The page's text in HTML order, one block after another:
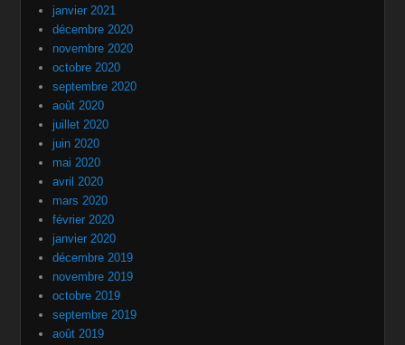
janvier 2021
décembre 2020
novembre 2020
octobre 2020
septembre 2020
août 2020
juillet 2020
juin 2020
mai 2020
avril 2020
mars 2020
février 2020
janvier 2020
décembre 2019
novembre 2019
octobre 2019
septembre 2019
août 2019